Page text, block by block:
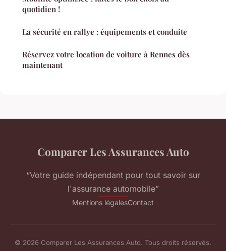
quotidien !
La sécurité en rallye : équipements et conduite
Réservez votre location de voiture à Rennes dès
maintenant
Comparer Les Assurances Auto
“Votre guide indépendant pour tout savoir sur
l'assurance automobile”
Mentions légalesContact
© 2026 Comparer Les Assurances Auto. Tous droits réservés.